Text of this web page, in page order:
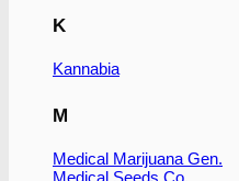
K
Kannabia
M
Medical Marijuana Gen.
Medical Seeds Co.